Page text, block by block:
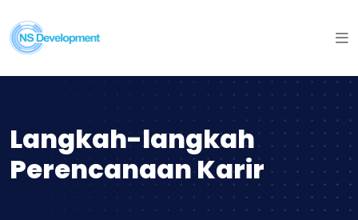
Langkah-langkah
Perencanaan Karir